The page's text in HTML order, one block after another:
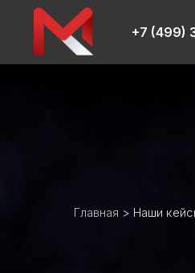
+7 (499)
Главная > Наши